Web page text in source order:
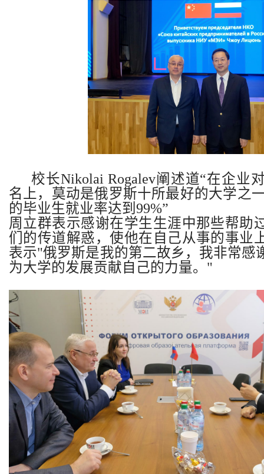
校长Nikolai Rogalev阐述道“在企业
名上，莫动是俄罗斯十所最好的大学之
的毕业生就业率达到 99%”
周立群表示感谢在学生生涯中那些帮助
们的传道解惑，使他在自己从事的事业
表示"俄罗斯是我的第二故乡，我非常感
为大学的发展贡献自己的力量。 "